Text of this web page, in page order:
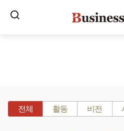
전체 활동 비전